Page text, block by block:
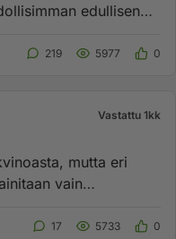
edullisen
219 5977 0
Vastattu 1kk
mutta eri
vain
17 5733 0